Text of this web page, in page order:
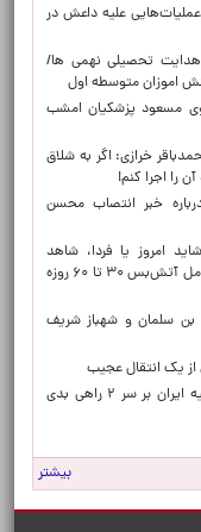
طی عملیات‌هایی علیه داعش در
از ۹۰ درصد هدایت تحصیلی نهمی ها/
مسعود پزشکیان امشب
خرازی: اگر به شلاق
را اجرا کنم!
خبر انتصاب محسن
امروز یا فردا، شاهد
دستیابی به یک توافق، شامل آتش‌بس ۳۰ تا ۶۰ روزه
بن ‌سلمان و شهباز شریف
رویترز: ترامپ در جنگ علیه ایران بر سر ۲ راهی بدی
بیشتر